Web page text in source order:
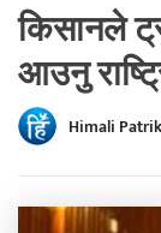
किसानले
आउनु
Himali